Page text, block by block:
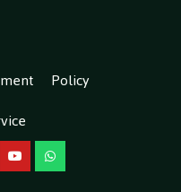
Policy
YouTubeWhatsApp